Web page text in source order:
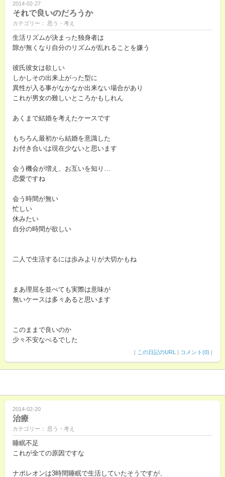
2014-02-27
それで良いのだろうか
カテゴリー： 思う・考え
生活リズムが決まった独身者は
隙が無くなり自分のリズムが乱れることを嫌う
彼氏彼女は欲しい
しかしその出来上がった型に
異性が入る事がなかなか出来ない場合があり
これが男女の難しいところかもしれん
あくまで結婚を考えたケースです
もちろん最初から結婚を意識した
お付き合いは現在少ないと思います
会う機会が増え、お互いを知り…
恋愛ですね
会う時間が無い
忙しい
休みたい
自分の時間が欲しい
二人で生活するには歩みよりが大切かもね
まあ理屈を並べても実際は意味が
無いケースは多々あると思います
このままで良いのか
少々不安なべるでした
| この日記のURL | コメント(0) |
2014-02-20
治療
カテゴリー： 思う・考え
睡眠不足
これが全ての原因ですな
ナポレオンは3時間睡眠で生活していたそうですが、